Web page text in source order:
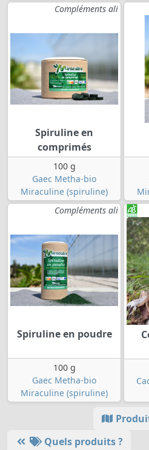
Compléments ali
Spiruline en
comprimés
100 g
Gaec Metha-bio
Miraculine (spiruline)
Compléments ali
Spiruline en poudre
100 g
Gaec Metha-bio
Miraculine (spiruline)
Quels produits ?